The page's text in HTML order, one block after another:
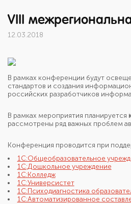
VIII
12.03.2018
В рамках конференции будут
стандартов и создания
российских разработчиков
В рамках мероприятия планируется
рассмотрены ряд важных проблем
Конференция проводится при
1С:Общеобразовательное
1C:Дошкольное учреждение
1С:Колледж
1С:Универсистет
1С:Психодиагностика
1С:Автоматизированное